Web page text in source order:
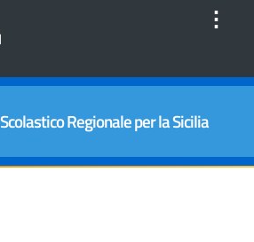
⋮
Regionale per la Sicilia